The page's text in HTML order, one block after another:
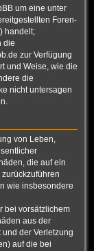
um eine unter
Foren-
handelt;
die
zur Verfügung
und Weise, wie die
die
nicht untersagen
von Leben,
die auf ein
wie insbesondere
bei vorsätzlichem
aus der
der Verletzung
auf die bei